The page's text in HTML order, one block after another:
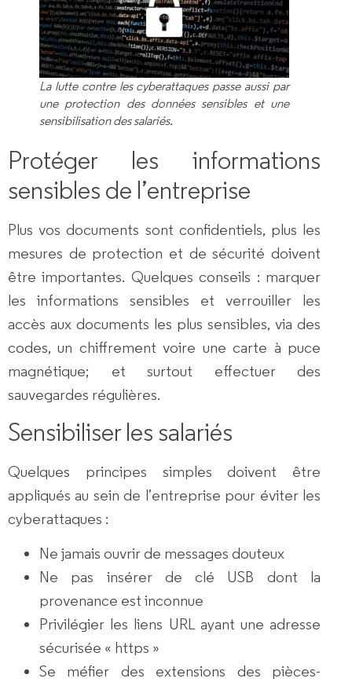
La lutte contre les cyberattaques passe aussi par
une protection des données sensibles et une
sensibilisation des salariés.
Protéger les informations
sensibles de l’entreprise
Plus vos documents sont confidentiels, plus les
mesures de protection et de sécurité doivent
être importantes. Quelques conseils : marquer
les informations sensibles et verrouiller les
accès aux documents les plus sensibles, via des
codes, un chiffrement voire une carte à puce
magnétique; et surtout effectuer des
sauvegardes régulières.
Sensibiliser les salariés
Quelques principes simples doivent être
appliqués au sein de l’entreprise pour éviter les
cyberattaques :
Ne jamais ouvrir de messages douteux
Ne pas insérer de clé USB dont la
provenance est inconnue
Privilégier les liens URL ayant une adresse
sécurisée « https »
Se méfier des extensions des pièces-